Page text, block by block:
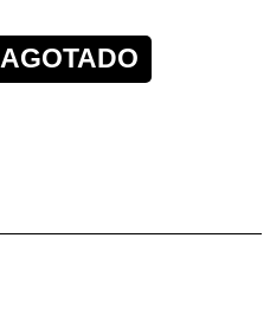
AGOTADO